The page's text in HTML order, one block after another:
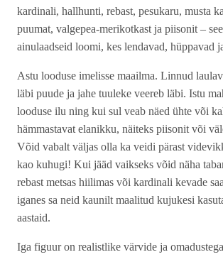
kardinali, hallhunti, rebast, pesukaru, musta
puumat, valgepea-merikotkast ja piisonit –
ainulaadseid loomi, kes lendavad, hüppavad
Astu looduse imelisse maailma. Linnud
läbi puude ja jahe tuuleke veereb läbi. Istu
looduse ilu ning kui sul veab näed ühte või
hämmastavat elanikku, näiteks piisonit või
Võid vabalt väljas olla ka veidi pärast
kao kuhugi! Kui jääd vaikseks võid näha
rebast metsas hiilimas või kardinali kevade
iganes sa neid kaunilt maalitud kujukesi
aastaid.
Iga figuur on realistlike värvide ja